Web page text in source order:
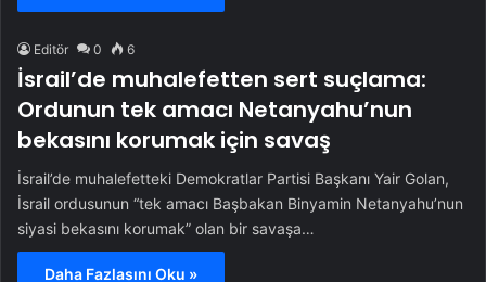
Editör 0 6
İsrail’de muhalefetten sert suçlama:
Ordunun tek amacı Netanyahu’nun
bekasını korumak için savaş
İsrail’de muhalefetteki Demokratlar Partisi Başkanı Yair Golan,
İsrail ordusunun “tek amacı Başbakan Binyamin Netanyahu’nun
siyasi bekasını korumak” olan bir savaşa…
Daha Fazlasını Oku »